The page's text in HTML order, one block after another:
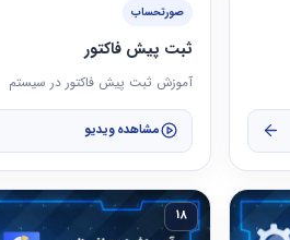
صورتحساب
ثبت پیش فاکتور
آموزش ثبت پیش فاکتور در سیستم
مشاهده ویدیو
18